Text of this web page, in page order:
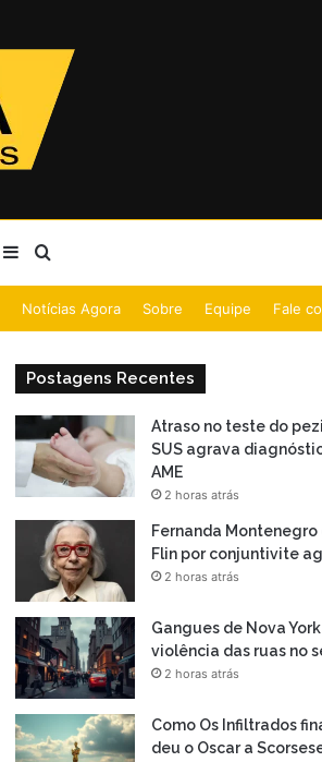
Barra Lateral
Notícias Agora Sobre Equipe Fale
Postagens Recentes
Atraso no teste do
SUS agrava
AME
2 horas atrás
Fernanda Montenegro
Flin por conjuntivite
2 horas atrás
Gangues de Nova
violência das ruas no
2 horas atrás
Como Os Infiltrados
deu o Oscar a